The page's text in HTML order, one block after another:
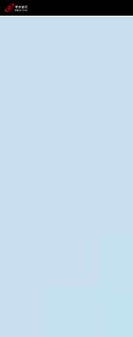
okpay钱包